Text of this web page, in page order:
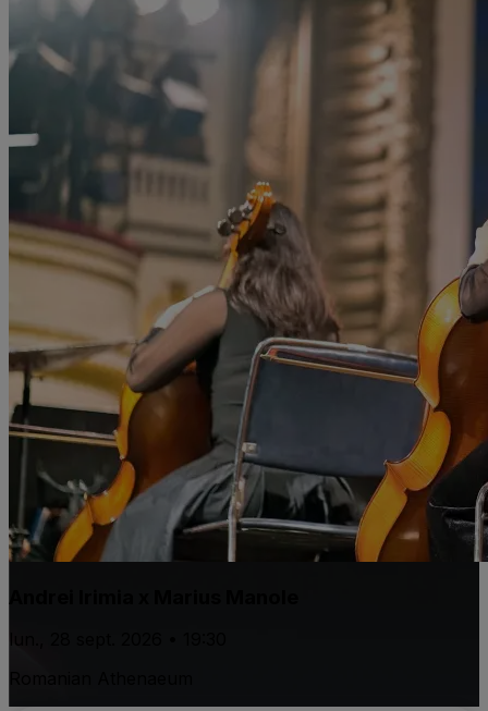
Andrei Irimia x Marius Manole